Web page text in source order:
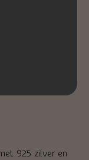
925 zilver en